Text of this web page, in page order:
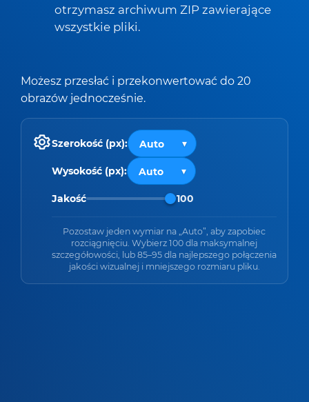
otrzymasz archiwum ZIP zawierające
wszystkie pliki.
Możesz przesłać i przekonwertować do 20
obrazów jednocześnie.
Szerokość (px):
Wysokość (px):
Jakość 100
Pozostaw jeden wymiar na „Auto”, aby zapobiec
rozciągnięciu. Wybierz 100 dla maksymalnej
szczegółowości, lub 85–95 dla najlepszego połączenia
jakości wizualnej i mniejszego rozmiaru pliku.